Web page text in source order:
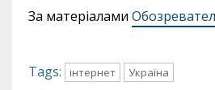
За матеріалами
Tags: інтернет Україна